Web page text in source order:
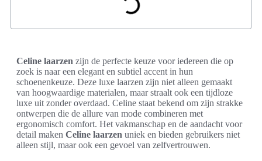
Celine laarzen zijn de perfecte keuze voor iedereen die op
zoek is naar een elegant en subtiel accent in hun
schoenenkeuze. Deze luxe laarzen zijn niet alleen gemaakt
van hoogwaardige materialen, maar straalt ook een tijdloze
luxe uit zonder overdaad. Celine staat bekend om zijn strakke
ontwerpen die de allure van mode combineren met
ergonomisch comfort. Het vakmanschap en de aandacht voor
detail maken Celine laarzen uniek en bieden gebruikers niet
alleen stijl, maar ook een gevoel van zelfvertrouwen.